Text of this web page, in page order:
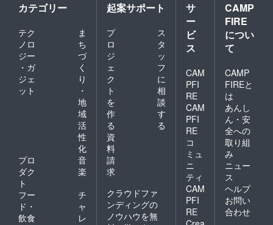
カテゴリー
テク
ノロ
ジー
・ガ
ジェ
ット
ま
ち
づ
く
り
・
地
域
活
性
化
プロ
ダク
ト
音
楽
フー
ド・
飲食
チ
ャ
レ
起案サポート
プ
ロ
ジ
ェ
ク
ト
を
作
る
ス
タ
ッ
フ
に
相
談
す
る
資
料
請
求
クラウドファ
ンディングの
ノウハウを無
サ
ー
ビ
ス
CAM
PFI
RE
CAM
PFI
RE
コ
ミュ
ニ
ティ
CAM
PFI
RE
CAMP
FIRE
につい
て
CAMP
FIREと
は
あんし
ん・安
全への
取り組
み
ニュー
ス
ヘルプ
お問い
合わせ